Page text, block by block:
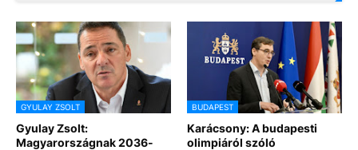
GYULAY ZSOLT
Gyulay Zsolt:
Magyarországnak 2036-
BUDAPEST
Karácsony: A budapesti
olimpiáról szóló